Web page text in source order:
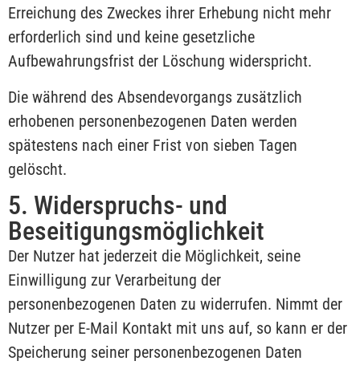
Erreichung des Zweckes ihrer Erhebung nicht mehr
erforderlich sind und keine gesetzliche
Aufbewahrungsfrist der Löschung widerspricht.
Die während des Absendevorgangs zusätzlich
erhobenen personenbezogenen Daten werden
spätestens nach einer Frist von sieben Tagen
gelöscht.
5. Widerspruchs- und
Beseitigungsmöglichkeit
Der Nutzer hat jederzeit die Möglichkeit, seine
Einwilligung zur Verarbeitung der
personenbezogenen Daten zu widerrufen. Nimmt der
Nutzer per E-Mail Kontakt mit uns auf, so kann er der
Speicherung seiner personenbezogenen Daten